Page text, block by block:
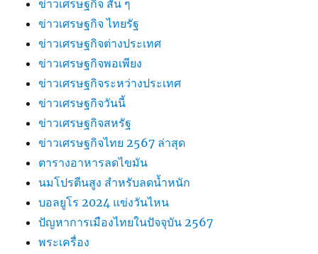
ข่าวเศรษฐกิจ สั้น ๆ
ข่าวเศรษฐกิจ ไทยรัฐ
ข่าวเศรษฐกิจต่างประเทศ
ข่าวเศรษฐกิจพอเพียง
ข่าวเศรษฐกิจระหว่างประเทศ
ข่าวเศรษฐกิจวันนี้
ข่าวเศรษฐกิจสหรัฐ
ข่าวเศรษฐกิจไทย 2567 ล่าสุด
ตารางอาหารลดไขมัน
นมโปรตีนสูง สำหรับลดน้ำหนัก
บอลยูโร 2024 แข่งวันไหน
ปัญหาการเมืองไทยในปัจจุบัน 2567
พระเครื่อง